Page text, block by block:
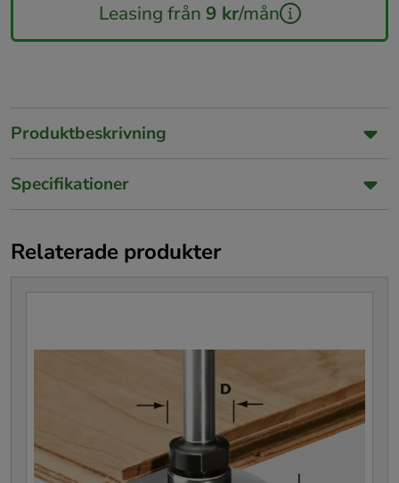
Leasing från 9 kr/mån
Produktbeskrivning
Specifikationer
Relaterade produkter